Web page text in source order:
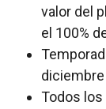
valor del
el 100%
diciembre
Todos los